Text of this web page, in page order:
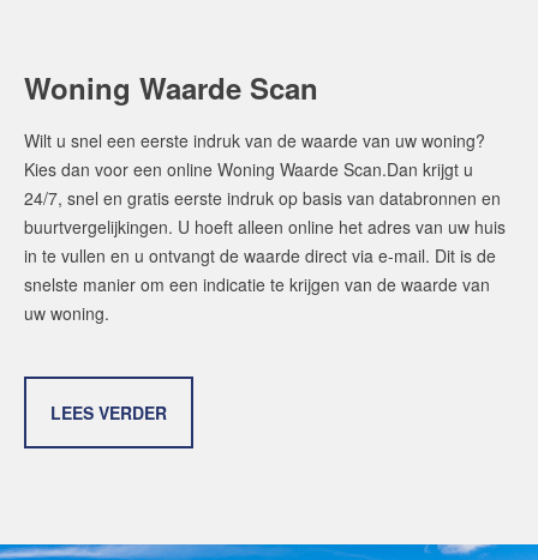
Maak een afspraak
Makelaars van Amsterdam
amsterdam@makelaarsvan.nl
+31 (0)20 333 11 10
Woning Waarde Scan
Wilt u snel een eerste indruk van de waarde van uw woning?
Kies dan voor een online Woning Waarde Scan.Dan krijgt u
24/7, snel en gratis eerste indruk op basis van databronnen en
buurtvergelijkingen. U hoeft alleen online het adres van uw huis
in te vullen en u ontvangt de waarde direct via e-mail. Dit is de
snelste manier om een indicatie te krijgen van de waarde van
uw woning.
LEES VERDER